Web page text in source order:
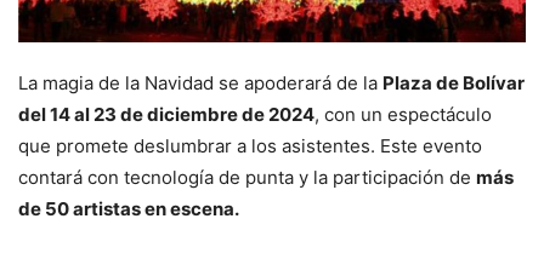
La magia de la Navidad se apoderará de la Plaza de Bolívar
del 14 al 23 de diciembre de 2024, con un espectáculo
que promete deslumbrar a los asistentes. Este evento
contará con tecnología de punta y la participación de más
de 50 artistas en escena.